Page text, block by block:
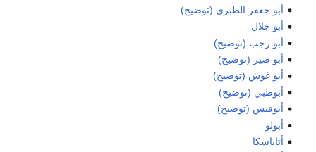
أبو جعفر الطبري (توضيح)
أبو جلال
أبو رجب (توضيح)
أبو صير (توضيح)
أبو غوش (توضيح)
أبوظبي (توضيح)
أبوفيس (توضيح)
أبولو
أتاباسكا